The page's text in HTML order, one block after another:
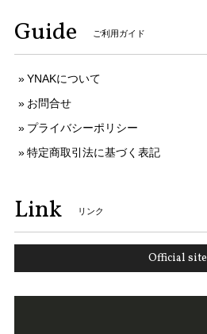
Guide ご利用ガイド
YNAKについて
お問合せ
プライバシーポリシー
特定商取引法に基づく表記
Link リンク
Official site